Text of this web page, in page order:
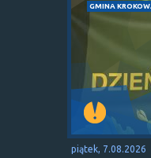
GMINA
piątek, 7.08.2026